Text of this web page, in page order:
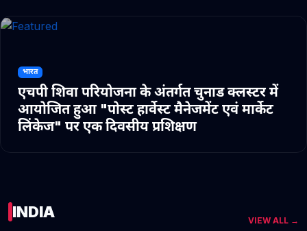
भारत
एचपी शिवा परियोजना के अंतर्गत चुनाड क्लस्टर में
आयोजित हुआ "पोस्ट हार्वेस्ट मैनेजमेंट एवं मार्केट
लिंकेज" पर एक दिवसीय प्रशिक्षण
INDIA VIEW ALL →